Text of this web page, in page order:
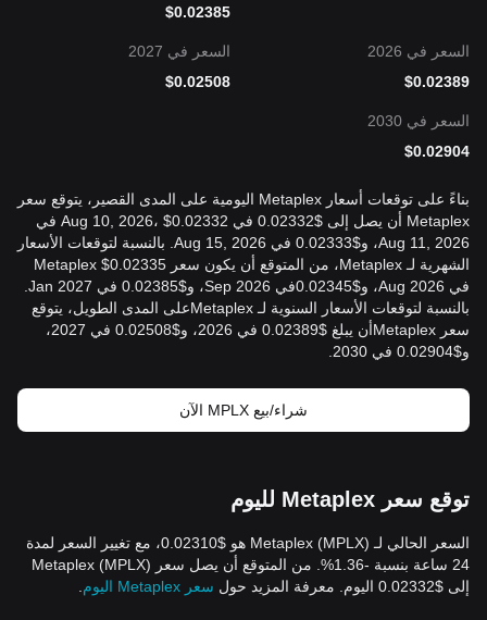
$0.02385
السعر في 2026
$0.02389
السعر في 2027
$0.02508
السعر في 2030
$0.02904
بناءً على توقعات أسعار Metaplex اليومية على المدى القصير، يتوقع سعر
Metaplex أن يصل إلى $0.02332 في Aug 10, 2026، $0.02332 في
Aug 11, 2026، و$0.02333 في Aug 15, 2026. بالنسبة لتوقعات الأسعار
الشهرية لـ Metaplex، من المتوقع أن يكون سعر Metaplex $0.02335
بالنسبة لتوقعات الأسعار السنوية لـ Metaplexعلى المدى الطويل، يتوقع
سعر Metaplexأن يبلغ $0.02389 في 2026، و$0.02508 في 2027،
و$0.02904 في 2030.
شراء/بيع MPLX الآن
توقع سعر Metaplex لليوم
السعر الحالي لـ Metaplex (MPLX) هو $0.02310، مع تغيير السعر لمدة
24 ساعة بنسبة -1.36%. من المتوقع أن يصل سعر Metaplex (MPLX)
إلى $0.02332 اليوم. معرفة المزيد حول
سعر Metaplex اليوم